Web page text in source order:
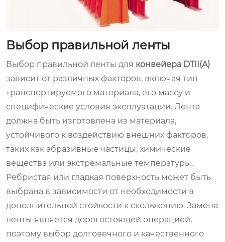
Выбор правильной ленты
Выбор правильной ленты для конвейера DTII(A)
зависит от различных факторов, включая тип
транспортируемого материала, его массу и
специфические условия эксплуатации. Лента
должна быть изготовлена из материала,
устойчивого к воздействию внешних факторов,
таких как абразивные частицы, химические
вещества или экстремальные температуры.
Ребристая или гладкая поверхность может быть
выбрана в зависимости от необходимости в
дополнительной стойкости к скольжению. Замена
ленты является дорогостоящей операцией,
поэтому выбор долговечного и качественного